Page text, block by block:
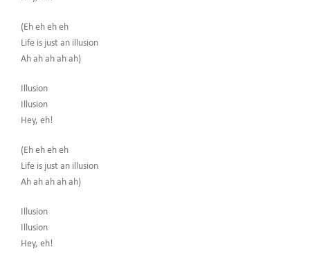
(Eh eh eh eh
Life is just an illusion
Ah ah ah ah ah)
Illusion
Illusion
Hey, eh!
(Eh eh eh eh
Life is just an illusion
Ah ah ah ah ah)
Illusion
Illusion
Hey, eh!